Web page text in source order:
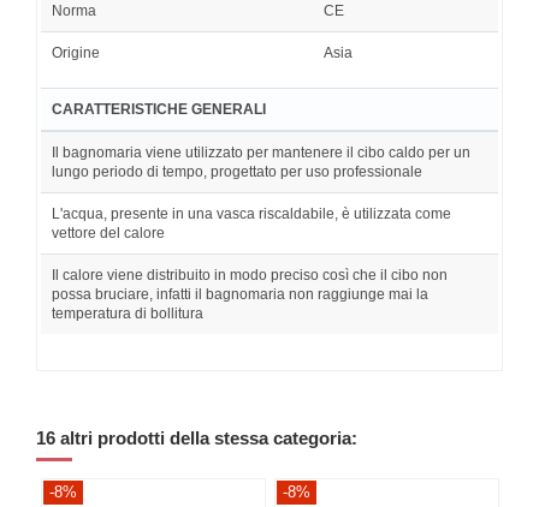
Norma CE
Origine Asia
CARATTERISTICHE GENERALI
Il bagnomaria viene utilizzato per mantenere il cibo caldo per un
lungo periodo di tempo, progettato per uso professionale
L'acqua, presente in una vasca riscaldabile, è utilizzata come
vettore del calore
Il calore viene distribuito in modo preciso così che il cibo non
possa bruciare, infatti il bagnomaria non raggiunge mai la
temperatura di bollitura
16 altri prodotti della stessa categoria:
-8% -8%